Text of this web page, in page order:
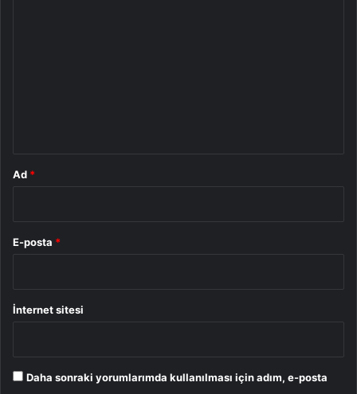
Ad *
E-posta *
İnternet sitesi
Daha sonraki yorumlarımda kullanılması için adım, e-posta